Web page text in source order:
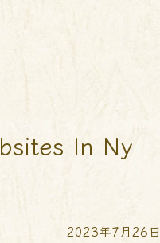
In Ny
2023年7月26日